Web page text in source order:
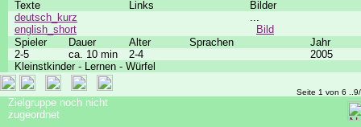
Texte Links
Bilder
deutsch_kurz
english_short
...
Bild
Spieler
Dauer Alter Sprachen
Jahr
2-5
ca. 10 min 2-4
2005
Kleinstkinder - Lernen - Würfel
Seite 1 von 6
Zielgruppe noch nicht
zugeordnet